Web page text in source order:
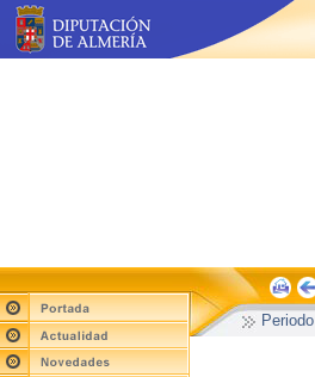
Periodo